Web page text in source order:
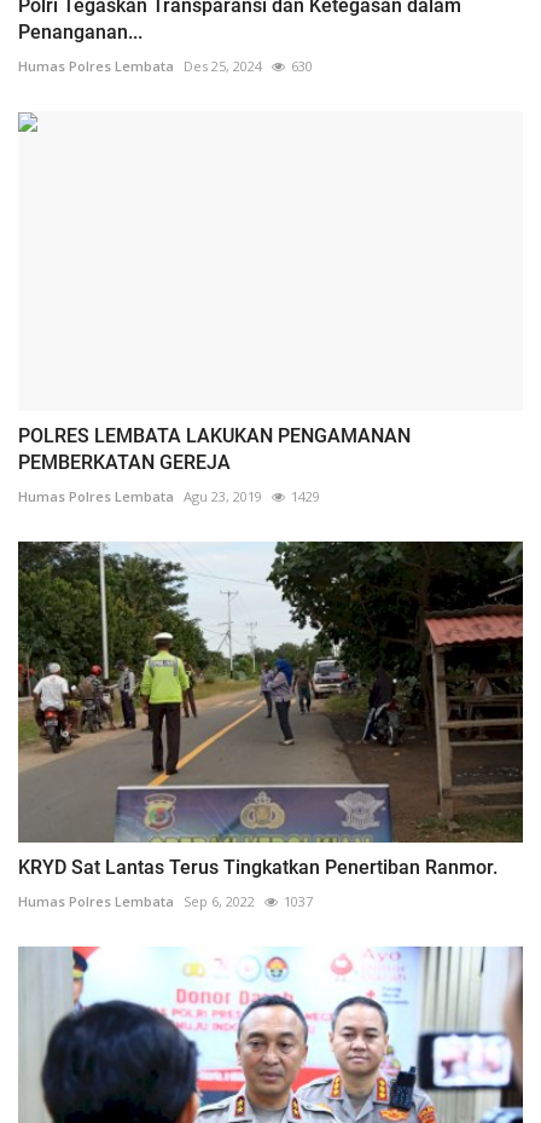
Polri Tegaskan Transparansi dan Ketegasan dalam
Penanganan...
Humas Polres Lembata Des 25, 2024 630
POLRES LEMBATA LAKUKAN PENGAMANAN
PEMBERKATAN GEREJA
Humas Polres Lembata Agu 23, 2019 1429
KRYD Sat Lantas Terus Tingkatkan Penertiban Ranmor.
Humas Polres Lembata Sep 6, 2022 1037